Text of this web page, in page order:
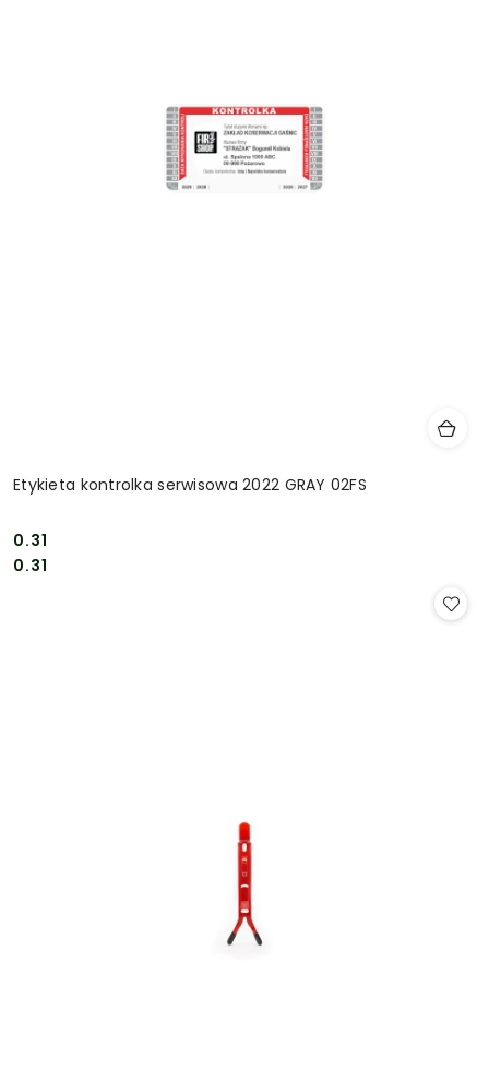
Etykieta kontrolka serwisowa 2022 GRAY 02FS
Cena:
0.31
Cena:
0.31